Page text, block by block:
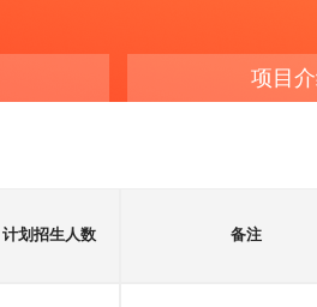
项目
计划招生人数 备注